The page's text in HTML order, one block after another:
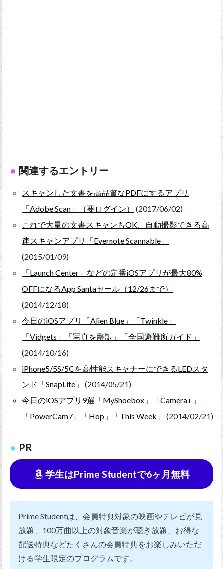
関連するエントリー
スキャンした文書を高品質なPDFにするアプリ
「Adobe Scan」（要ログイン）
(2017/06/02)
これで大量の文書スキャンもOK、自動撮影できる高
速スキャンアプリ「Evernote Scannable」
(2015/01/09)
「Launch Center」などの定番iOSアプリが最大80%
OFFになるApp Santaセール（12/26まで）
(2014/12/18)
今日のiOSアプリ「Alien Blue」「Twinkle」
「Vidgets」「写真を翻訳」「全国避難所ガイド」
(2014/10/16)
iPhone5/5S/5Cを高性能スキャナーにできるLEDスタ
ンド「SnapLite」
(2014/05/21)
今日のiOSアプリ9選「MyShoebox」「Camera+」
「PowerCam7」「Hop」「This Week」
(2014/02/21)
PR
学生はPrime Studentで6ヶ月無料
Prime Studentは、会員特典対象の映画やテレビが見
放題、100万曲以上の対象音楽が聴き放題、お得な
配送特典などたくさんの会員特典をお楽しみいただ
ける学生限定のプログラムです。